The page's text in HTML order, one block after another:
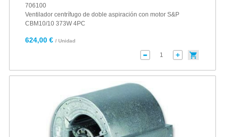
706100
Ventilador centrífugo de doble aspiración con motor S&P
CBM10/10 373W 4PC
624,00 € / Unidad